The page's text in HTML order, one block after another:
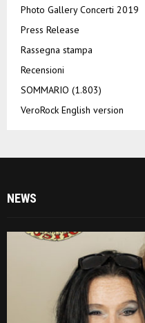
Photo Gallery Concerti 2019
Press Release
Rassegna stampa
Recensioni
SOMMARIO (1.803)
VeroRock English version
NEWS